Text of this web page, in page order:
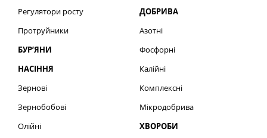
Регулятори росту
Протруйники
БУР’ЯНИ
НАСІННЯ
Зернові
Зернобобові
Олійні
ДОБРИВА
Азотні
Фосфорні
Калійні
Комплексні
Мікродобрива
ХВОРОБИ